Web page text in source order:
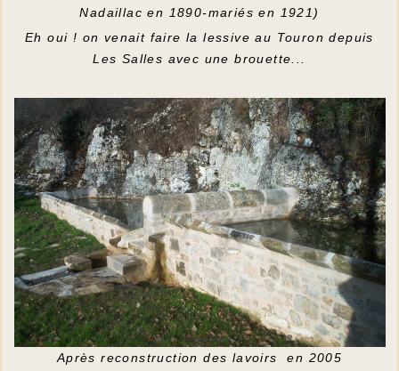
Nadaillac en 1890-mariés en 1921)
Eh oui ! on venait faire la lessive au Touron depuis
Les Salles avec une brouette...
Après reconstruction des lavoirs en 2005